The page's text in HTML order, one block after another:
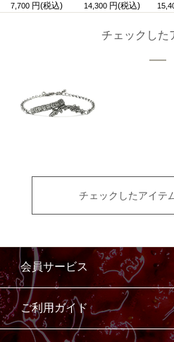
7,700
14,300
チェックした
チェックしたアイテ
会員サービス
ご利用ガイド